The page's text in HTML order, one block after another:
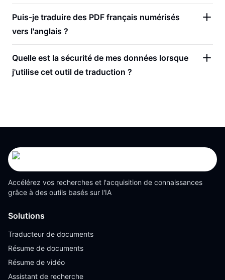
Puis-je traduire des PDF français numérisés
vers l'anglais ?
Quelle est la sécurité de mes données lorsque
j'utilise cet outil de traduction ?
Accélérez vos recherches et l'acquisition de connaissances
grâce à des outils basés sur l'IA
Solutions
Traducteur de documents
Résume de documents
Résume de vidéo
Assistant de recherche